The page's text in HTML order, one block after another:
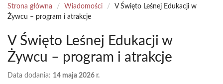
Strona główna / Wiadomości /
V Święto Leśnej Edukacji w
Żywcu – program i atrakcje
V Święto Leśnej Edukacji w
Żywcu – program i atrakcje
Data dodania: 14 maja 2026 r.